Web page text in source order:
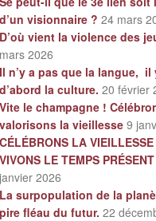
d’un visionnaire ? 24 mars
D’où vient la violence des
mars 2026
Il n’y a pas que la langue, il
d’abord la culture. 20 février
Vite le champagne !
valorisons la vieillesse 9
CÉLÉBRONS LA
VIVONS LE TEMPS
janvier 2026
La surpopulation de la
pire fléau du futur. 22